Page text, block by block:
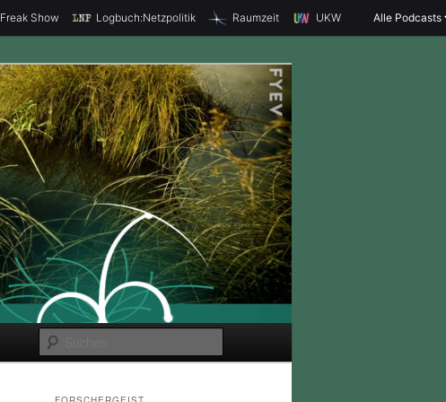
Freak Show Logbuch:Netzpolitik Raumzeit UKW Alle Podcasts
u